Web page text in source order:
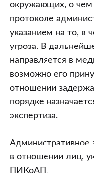
окружающих, о чем
протоколе
указанием на то, в
угроза. В
направляется в
возможно его
отношении
порядке
экспертиза.
Административное
в отношении лиц,
ПИКоАП.